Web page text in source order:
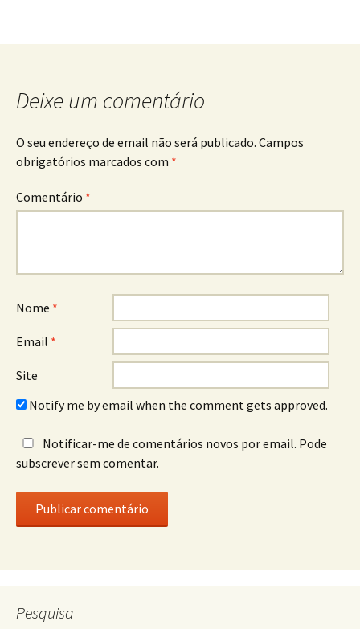
Deixe um comentário
O seu endereço de email não será publicado. Campos
obrigatórios marcados com *
Comentário *
Nome *
Email *
Site
Notify me by email when the comment gets approved.
Notificar-me de comentários novos por email. Pode
subscrever sem comentar.
Pesquisa